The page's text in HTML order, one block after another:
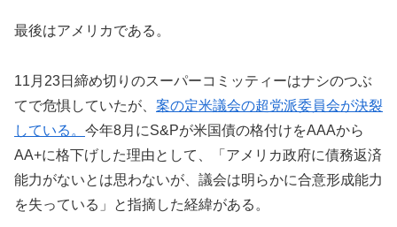
最後はアメリカである。
11月23日締め切りのスーパーコミッティーはナシのつぶ
てで危惧していたが、 案の定米議会の超党派委員会が決裂
している。 今年8月にS&Pが米国債の格付けをAAAから
AA+に格下げした理由として、「アメリカ政府に債務返済
能力がないとは思わないが、議会は明らかに合意形成能力
を失っている」と指摘した経緯がある。